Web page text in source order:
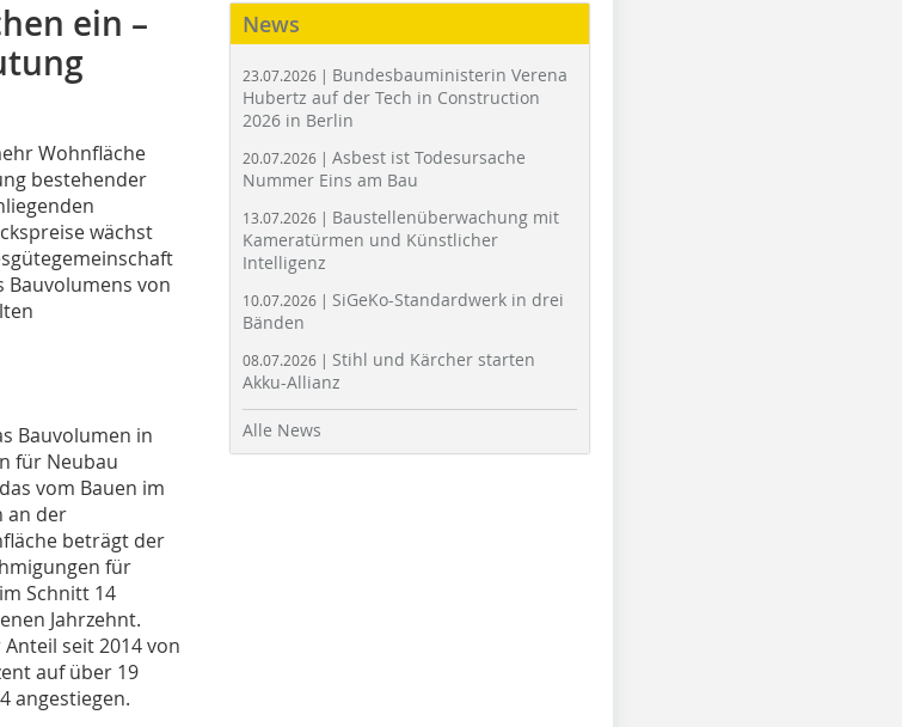
ein –
Wohnfläche
bestehender
wächst
Bauvolumens von
Bauvolumen in
für Neubau
vom Bauen im
an der
beträgt der
für
Schnitt 14
Jahrzehnt.
seit 2014 von
auf über 19
angestiegen.
News
23.07.2026 | Bundesbauministerin Verena
Hubertz auf der Tech in Construction
2026 in Berlin
20.07.2026 | Asbest ist Todesursache
Nummer Eins am Bau
13.07.2026 | Baustellenüberwachung mit
Kameratürmen und Künstlicher
Intelligenz
10.07.2026 | SiGeKo-Standardwerk in drei
Bänden
08.07.2026 | Stihl und Kärcher starten
Akku-Allianz
Alle News